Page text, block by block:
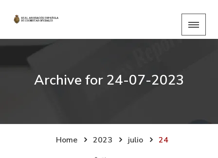
Archive for 24-07-2023
Home 2023 julio 24